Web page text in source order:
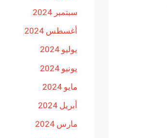
سبتمبر 2024
أغسطس 2024
يوليو 2024
يونيو 2024
مايو 2024
أبريل 2024
مارس 2024